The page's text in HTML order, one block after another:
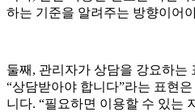
하는 기준을 알려주는 방향이어
둘째, 관리자가 상담을 강요하는
“상담받아야 합니다”라는 표현
니다. “필요하면 이용할 수 있는